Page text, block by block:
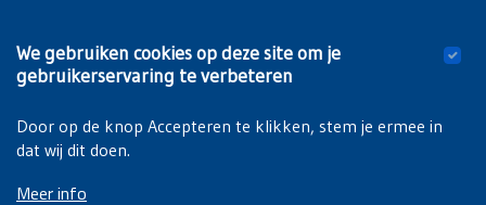
Meer weten? Opdeze paginakan je de stand van zaken
We gebruiken cookies op deze site om je
gebruikerservaring te verbeteren
Door op de knop Accepteren te klikken, stem je ermee in
dat wij dit doen.
Meer info